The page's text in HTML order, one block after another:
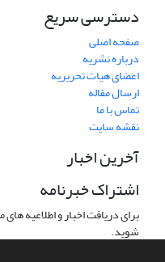
دسترسی سریع
صفحه اصلی
درباره نشریه
اعضای هیات تحریریه
ارسال مقاله
تماس با ما
نقشه سایت
آخرین اخبار
اشتراک خبرنامه
برای دریافت اخبار و اطلاعیه
شوید.